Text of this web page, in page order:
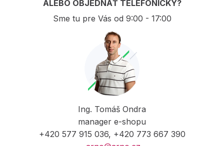
ALEBO OBJEDNAŤ TELEFONICKY?
Sme tu pre Vás od 9:00 - 17:00
Ing. Tomáš Ondra
manager e-shopu
+420 577 915 036, +420 773 667 390